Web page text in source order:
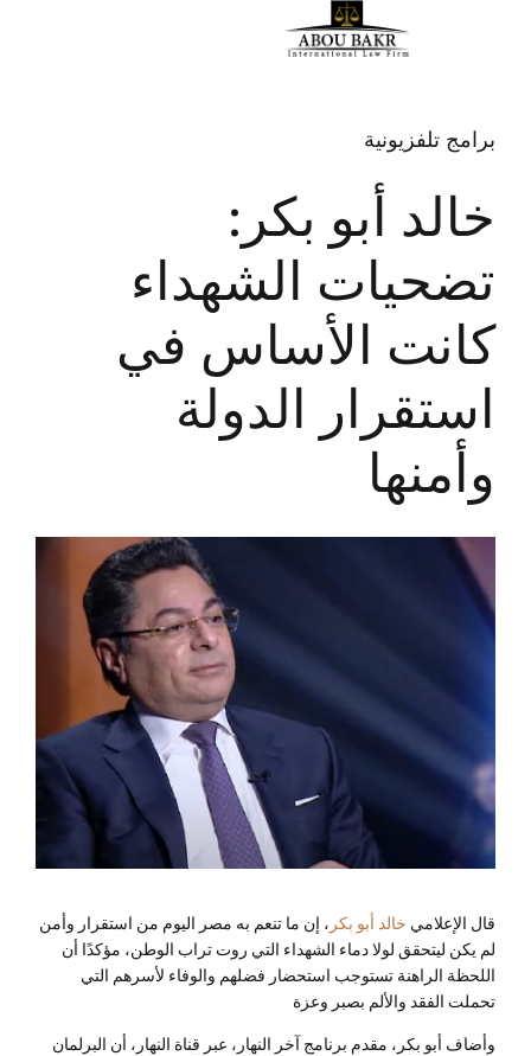
برامج تلفزيونية
خالد أبو بكر:
تضحيات الشهداء
كانت الأساس في
استقرار الدولة
وأمنها
قال الإعلامي خالد أبو بكر ، إن ما تنعم به مصر اليوم من استقرار وأمن
لم يكن ليتحقق لولا دماء الشهداء التي روت تراب الوطن، مؤكدًا أن
اللحظة الراهنة تستوجب استحضار فضلهم والوفاء لأسرهم التي
تحملت الفقد والألم بصبر وعزة
وأضاف أبو بكر، مقدم برنامج آخر النهار، عبر قناة النهار، أن البرلمان